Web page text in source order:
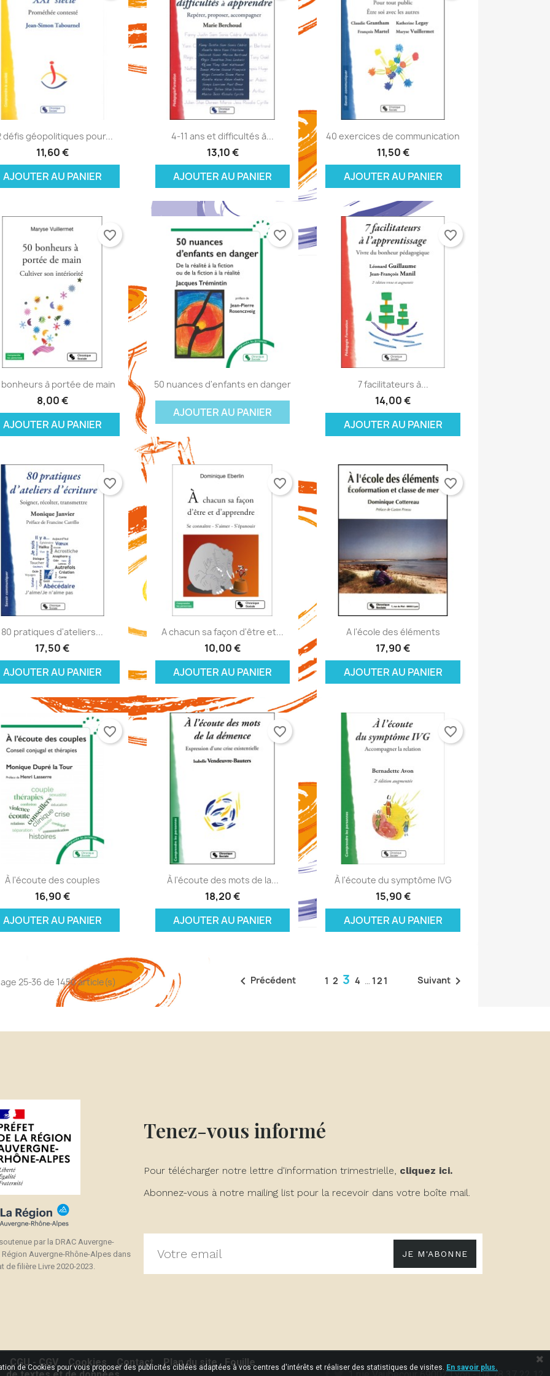
à ma liste d'envies ×
une liste d'envies
de la liste d'envies
Annuler Créer une liste d'envies
×
((cancelText)) ((modalDeleteText))
devez être connecté pour ajouter des produits à votre liste
Annuler
 Aperçu rapide
défis géopolitiques pour...
11,60 €
AJOUTER AU PANIER
Aperçu rapide
4-11 ans et difficultés à...
13,10 €
AJOUTER AU PANIER
Aperçu rapide
40 exercices de communication
11,50 €
AJOUTER AU PANIER
Aperçu rapide
bonheurs à portée de main
8,00 €
AJOUTER AU PANIER
favorite_border
Aperçu rapide
50 nuances d'enfants en danger
AJOUTER AU PANIER
favorite_border
Aperçu rapide
7 facilitateurs à...
14,00 €
AJOUTER AU PANIER
favorite_border
Aperçu rapide
80 pratiques d'ateliers...
17,50 €
AJOUTER AU PANIER
favorite_border
Aperçu rapide
A chacun sa façon d'être et...
10,00 €
AJOUTER AU PANIER
favorite_border
Aperçu rapide
A l'école des éléments
17,90 €
AJOUTER AU PANIER
favorite_border
Aperçu rapide
À l'écoute des couples
16,90 €
AJOUTER AU PANIER
favorite_border
Aperçu rapide
À l'écoute des mots de la...
18,20 €
AJOUTER AU PANIER
favorite_border
Aperçu rapide
À l'écoute du symptôme IVG
15,90 €
AJOUTER AU PANIER
favorite_border
25-36 de 1450 article(s)  Précédent 1 2 3 4 … 121 Suivant
par la DRAC Auvergne-
Auvergne-Rhône-Alpes dans
de filière Livre 2020-2023.
Tenez-vous informé
Pour télécharger notre lettre d'information trimestrielle, cliquez ici.
Abonnez-vous à notre mailing list pour la recevoir dans votre boîte mail.
JE M'ABONNE
CGU - CGV Cookies Contact Plan du site
Fouille
de Cookies pour vous proposer des publicités ciblées adaptées à vos centres d'intérêts et réaliser des statistiques de visites. En savoir plus.